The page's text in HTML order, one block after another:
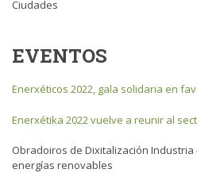
Ciudades
EVENTOS
Enerxéticos 2022, gala solidaria en
Enerxétika 2022 vuelve a reunir al
Obradoiros de Dixitalización
energías renovables